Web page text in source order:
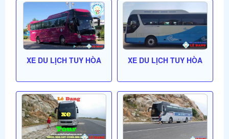
XE DU LỊCH TUY HÒA XE DU LỊCH TUY HÒA